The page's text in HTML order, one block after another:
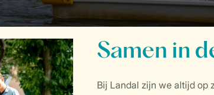
Samen in
Bij Landal zijn we altijd op